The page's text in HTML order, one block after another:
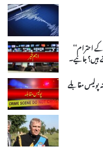
احترام‘‘
ہیں؟ جانیے۔
مبینہ پولیس مقابلے